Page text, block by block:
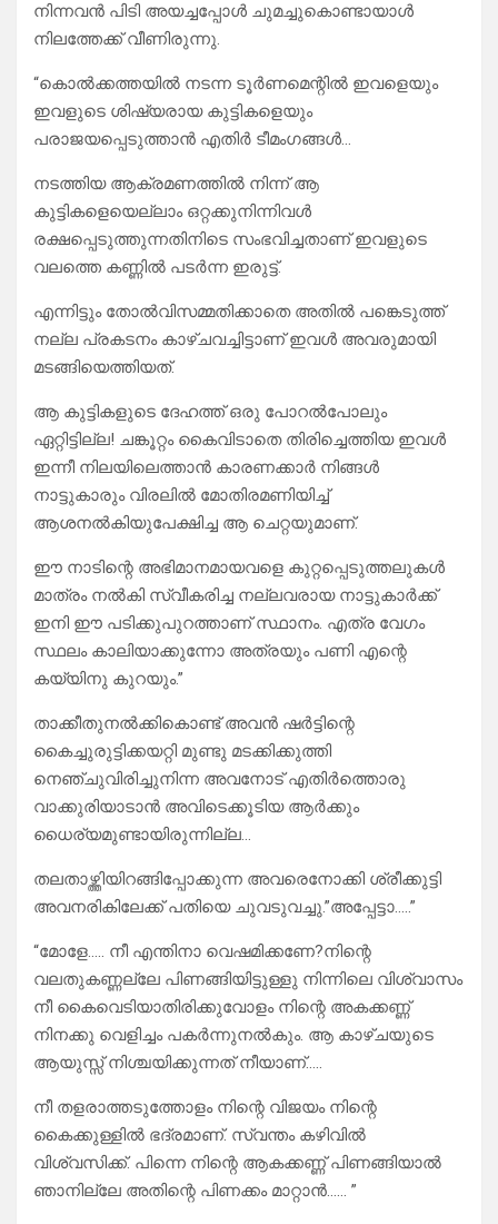
നിന്നവൻ പിടി അയച്ചപ്പോൾ ചുമച്ചുകൊണ്ടായാൾ
നിലത്തേക്ക് വീണിരുന്നു.
“കൊൽക്കത്തയിൽ നടന്ന ടൂർണമെന്റിൽ ഇവളെയും
ഇവളുടെ ശിഷ്യരായ കുട്ടികളെയും
പരാജയപ്പെടുത്താൻ എതിർ ടീമംഗങ്ങൾ…
നടത്തിയ ആക്രമണത്തിൽ നിന്ന് ആ
കുട്ടികളെയെല്ലാം ഒറ്റക്കുനിന്നിവൾ
രക്ഷപ്പെടുത്തുന്നതിനിടെ സംഭവിച്ചതാണ് ഇവളുടെ
വലത്തെ കണ്ണിൽ പടർന്ന ഇരുട്ട്.
എന്നിട്ടും തോൽവിസമ്മതിക്കാതെ അതിൽ പങ്കെടുത്ത്
നല്ല പ്രകടനം കാഴ്ചവച്ചിട്ടാണ് ഇവൾ അവരുമായി
മടങ്ങിയെത്തിയത്.
ആ കുട്ടികളുടെ ദേഹത്ത് ഒരു പോറൽപോലും
ഏറ്റിട്ടില്ല! ചങ്കൂറ്റം കൈവിടാതെ തിരിച്ചെത്തിയ ഇവൾ
ഇന്നീ നിലയിലെത്താൻ കാരണക്കാർ നിങ്ങൾ
നാട്ടുകാരും വിരലിൽ മോതിരമണിയിച്ച്
ആശനൽകിയുപേക്ഷിച്ച ആ ചെറ്റയുമാണ്.
ഈ നാടിന്റെ അഭിമാനമായവളെ കുറ്റപ്പെടുത്തലുകൾ
മാത്രം നൽകി സ്വീകരിച്ച നല്ലവരായ നാട്ടുകാർക്ക്
ഇനി ഈ പടിക്കുപുറത്താണ് സ്ഥാനം. എത്ര വേഗം
സ്ഥലം കാലിയാക്കുന്നോ അത്രയും പണി എന്റെ
കയ്യിനു കുറയും.”
താക്കീതുനൽക്കികൊണ്ട് അവൻ ഷർട്ടിന്റെ
കൈച്ചുരുട്ടിക്കയറ്റി മുണ്ടു മടക്കിക്കുത്തി
നെഞ്ചുവിരിച്ചുനിന്ന അവനോട് എതിർത്തൊരു
വാക്കുരിയാടാൻ അവിടെക്കൂടിയ ആർക്കും
ധൈര്യമുണ്ടായിരുന്നില്ല…
തലതാഴ്ത്തിയിറങ്ങിപ്പോക്കുന്ന അവരെനോക്കി ശ്രീക്കുട്ടി
അവനരികിലേക്ക് പതിയെ ചുവടുവച്ചു.”അപ്പേട്ടാ…..”
“മോളേ….. നീ എന്തിനാ വെഷമിക്കണേ?നിന്റെ
വലതുകണ്ണല്ലേ പിണങ്ങിയിട്ടുള്ളു നിന്നിലെ വിശ്വാസം
നീ കൈവെടിയാതിരിക്കുവോളം നിന്റെ അകക്കണ്ണ്
നിനക്കു വെളിച്ചം പകർന്നുനൽകും. ആ കാഴ്ചയുടെ
ആയുസ്സ് നിശ്ചയിക്കുന്നത് നീയാണ്…..
നീ തളരാത്തടുത്തോളം നിന്റെ വിജയം നിന്റെ
കൈക്കുള്ളിൽ ഭദ്രമാണ്. സ്വന്തം കഴിവിൽ
വിശ്വസിക്ക്. പിന്നെ നിന്റെ ആകക്കണ്ണ് പിണങ്ങിയാൽ
ഞാനില്ലേ അതിന്റെ പിണക്കം മാറ്റാൻ…… ”